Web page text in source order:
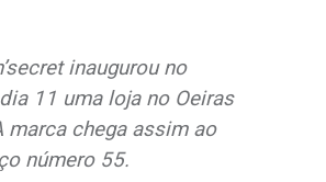
inaugurou no
11 uma loja no Oeiras
marca chega assim ao
número 55.